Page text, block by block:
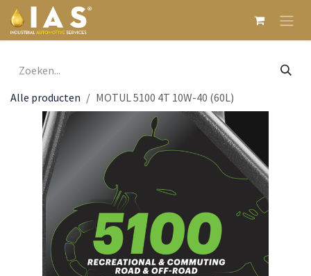
Overslaan naar inhoud
Alle producten MOTUL 5100 4T 10W-40 (60L)